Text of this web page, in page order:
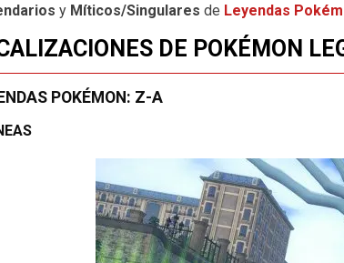
y Míticos/Singulares de Leyendas
DE POKÉMON
POKÉMON: Z-A